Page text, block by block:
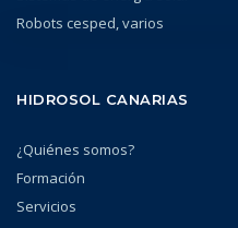
Robots cesped, varios
HIDROSOL CANARIAS
¿Quiénes somos?
Formación
Servicios